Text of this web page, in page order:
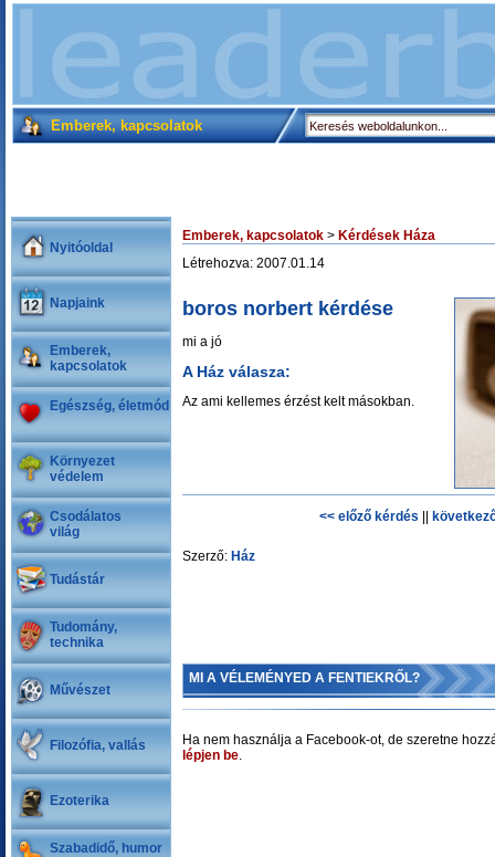
Emberek, kapcsolatok
Nyitóoldal
Napjaink
Emberek,
kapcsolatok
Egészség, életmód
Környezet
védelem
Csodálatos
világ
Tudástár
Tudomány,
technika
Művészet
Filozófia, vallás
Ezoterika
Szabadidő, humor
Emberek, kapcsolatok > Kérdések Háza
Létrehozva: 2007.01.14
boros norbert kérdése
mi a jó
A Ház válasza:
Az ami kellemes érzést kelt másokban.
<< előző kérdés
Szerző: Ház
MI A VÉLEMÉNYED A FENTIEKRŐL?
Ha nem használja a Facebook-ot, de szeretne
lépjen be.